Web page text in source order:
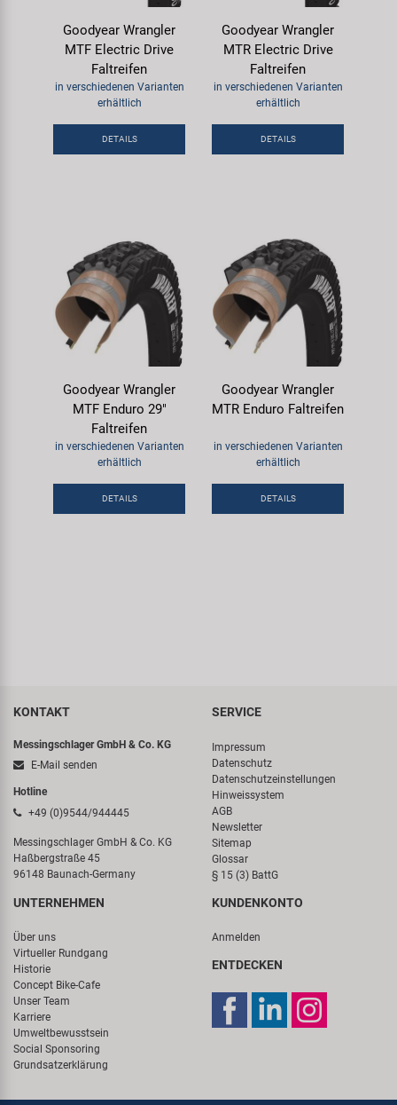
Goodyear Wrangler
MTF Electric Drive
Faltreifen
in verschiedenen Varianten
erhältlich
DETAILS
Goodyear Wrangler
MTR Electric Drive
Faltreifen
in verschiedenen Varianten
erhältlich
DETAILS
Goodyear Wrangler
MTF Enduro 29"
Faltreifen
in verschiedenen Varianten
erhältlich
DETAILS
Goodyear Wrangler
MTR Enduro Faltreifen
in verschiedenen Varianten
erhältlich
DETAILS
KONTAKT
Messingschlager GmbH & Co. KG
E-Mail senden
Hotline
+49 (0)9544/944445
Messingschlager GmbH & Co. KG
Haßbergstraße 45
96148 Baunach-Germany
SERVICE
Impressum
Datenschutz
Datenschutzeinstellungen
Hinweissystem
AGB
Newsletter
Sitemap
Glossar
§ 15 (3) BattG
UNTERNEHMEN
Über uns
Virtueller Rundgang
Historie
Concept Bike-Cafe
Unser Team
Karriere
Umweltbewusstsein
Social Sponsoring
Grundsatzerklärung
KUNDENKONTO
Anmelden
ENTDECKEN